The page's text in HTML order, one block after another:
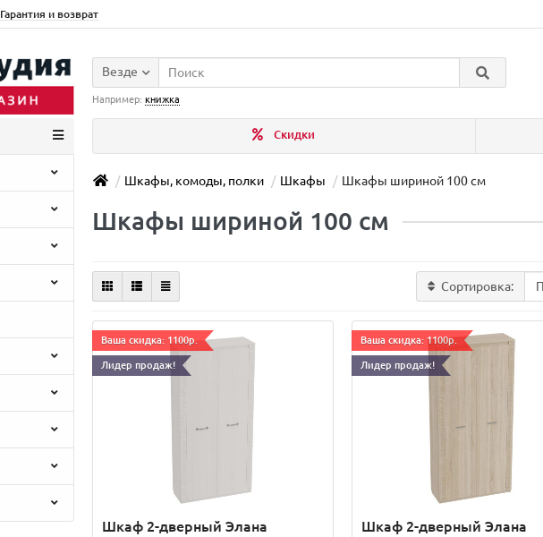
Гарантия и возврат
Везде
Например: книжка
Скидки
Шкафы, комоды, полки Шкафы Шкафы шириной 100 см
Шкафы шириной 100 см
Сортировка:
Ваша скидка: 1100р.
Лидер продаж!
Шкаф 2-дверный Элана
Ваша скидка: 1100р.
Лидер продаж!
Шкаф 2-дверный Элана